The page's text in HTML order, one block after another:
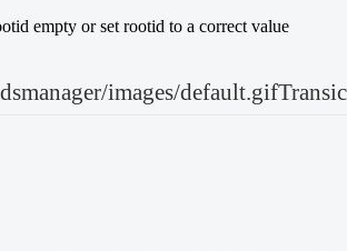
empty or set rootid to a correct value